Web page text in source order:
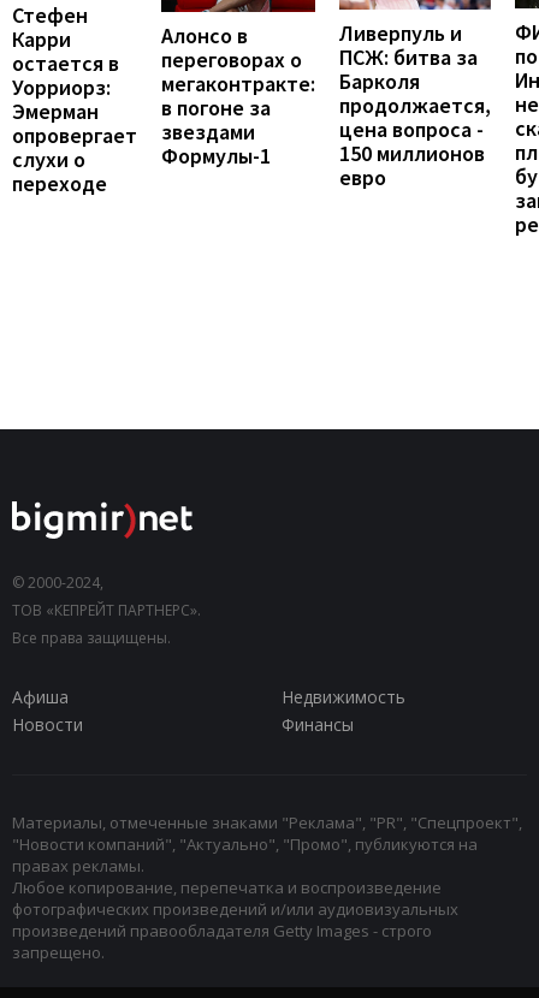
Стефен
Карри
остается в
Уорриорз:
Эмерман
опровергает
слухи о
переходе
Алонсо в
переговорах о
мегаконтракте:
в погоне за
звездами
Формулы-1
Ливерпуль и
ПСЖ: битва за
Барколя
продолжается,
цена вопроса -
150 миллионов
евро
© 2000-2024,
ТОВ «КЕПРЕЙТ ПАРТНЕРС».
Все права защищены.
Афиша
Недвижимость
Новости
Финансы
Материалы, отмеченные знаками "Реклама", "PR", "Спецпроект",
"Новости компаний", "Актуально", "Промо", публикуются на
правах рекламы.
Любое копирование, перепечатка и воспроизведение
фотографических произведений и/или аудиовизуальных
произведений правообладателя Getty Images - строго
запрещено.